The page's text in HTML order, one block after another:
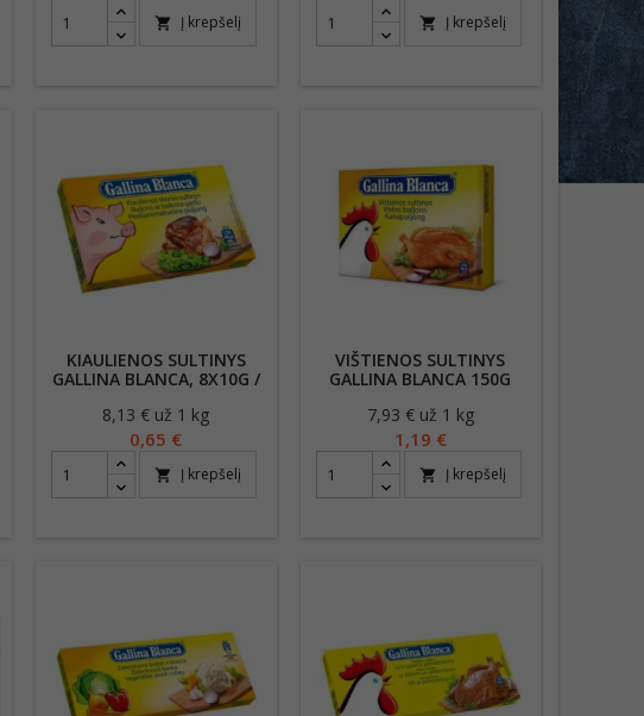
shopping_cart Į krepšelį shopping_cart Į krepšelį
KIAULIENOS SULTINYS
GALLINA BLANCA, 8X10G /
Kaina
8,13 € už 1 kg
0,65 €
shopping_cart Į krepšelį
VIŠTIENOS SULTINYS
GALLINA BLANCA 150G
Kaina
7,93 € už 1 kg
1,19 €
shopping_cart Į krepšelį